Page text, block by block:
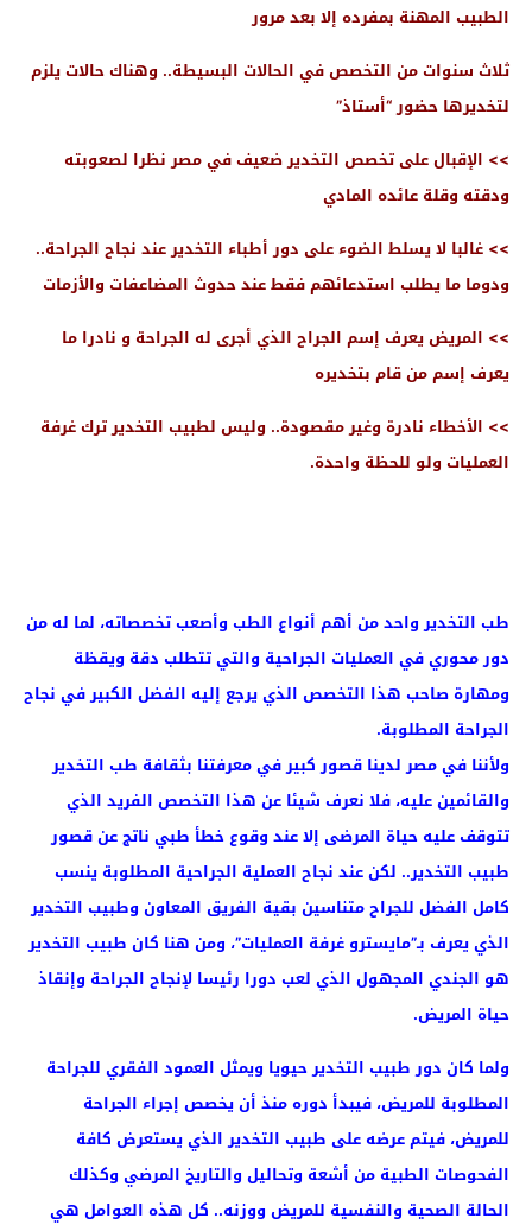
الطبيب المهنة بمفرده إلا بعد مرور
ثلاث سنوات من التخصص في الحالات البسيطة.. وهناك حالات يلزم
لتخديرها حضور “أستاذ”
>> الإقبال على تخصص التخدير ضعيف في مصر نظرا لصعوبته
ودقته وقلة عائده المادي
>> غالبا لا يسلط الضوء على دور أطباء التخدير عند نجاح الجراحة..
ودوما ما يطلب استدعائهم فقط عند حدوث المضاعفات والأزمات
>> المريض يعرف إسم الجراح الذي أجرى له الجراحة و نادرا ما
يعرف إسم من قام بتخديره
>> الأخطاء نادرة وغير مقصودة.. وليس لطبيب التخدير ترك غرفة
العمليات ولو للحظة واحدة.
طب التخدير واحد من أهم أنواع الطب وأصعب تخصصاته، لما له من
دور محوري في العمليات الجراحية والتي تتطلب دقة ويقظة
ومهارة صاحب هذا التخصص الذي يرجع إليه الفضل الكبير في نجاح
الجراحة المطلوبة.
ولأننا في مصر لدينا قصور كبير في معرفتنا بثقافة طب التخدير
والقائمين عليه، فلا نعرف شيئا عن هذا التخصص الفريد الذي
تتوقف عليه حياة المرضى إلا عند وقوع خطأ طبي ناتج عن قصور
طبيب التخدير.. لكن عند نجاح العملية الجراحية المطلوبة ينسب
كامل الفضل للجراح متناسين بقية الفريق المعاون وطبيب التخدير
الذي يعرف بـ”مايسترو غرفة العمليات”، ومن هنا كان طبيب التخدير
هو الجندي المجهول الذي لعب دورا رئيسا لإنجاح الجراحة وإنقاذ
حياة المريض.
ولما كان دور طبيب التخدير حيويا ويمثل العمود الفقري للجراحة
المطلوبة للمريض، فيبدأ دوره منذ أن يخصص إجراء الجراحة
للمريض، فيتم عرضه على طبيب التخدير الذي يستعرض كافة
الفحوصات الطبية من أشعة وتحاليل والتاريخ المرضي وكذلك
الحالة الصحية والنفسية للمريض ووزنه.. كل هذه العوامل هي